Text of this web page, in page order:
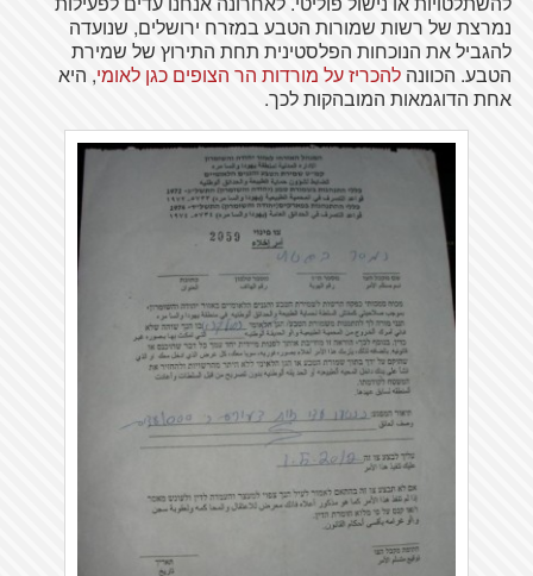
נמרצת של רשות שמורות הטבע במזרח ירושלים, שנועדה
להגביל את הנוכחות הפלסטינית תחת התירוץ של שמירת
הטבע. הכוונה להכריז על מורדות הר הצופים כגן לאומי, היא
אחת הדוגמאות המובהקות לכך.